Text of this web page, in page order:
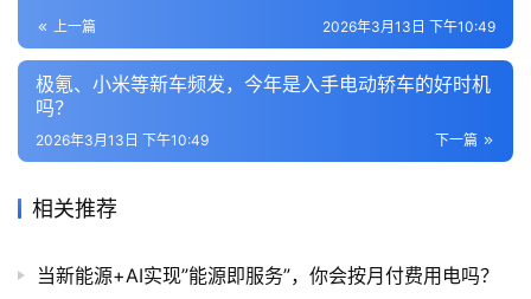
上一篇 2026年3月13日 下午10:49
极氪、小米等新车频发，今年是入手电动轿车的好时机
吗？
下一篇
2026年3月13日 下午10:49
相关推荐
当新能源+AI实现”能源即服务”，你会按月付费用电吗？